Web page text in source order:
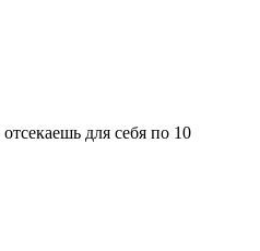
для себя по 10